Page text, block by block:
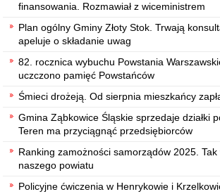
finansowania. Rozmawiał z wiceministrem
Plan ogólny Gminy Złoty Stok. Trwają
apeluje o składanie uwag
82. rocznica wybuchu Powstania
uczczono pamięć Powstańców
Śmieci drożeją. Od sierpnia mieszkańcy
Gmina Ząbkowice Śląskie sprzedaje działki
Teren ma przyciągnąć przedsiębiorców
Ranking zamożności samorządów 2025. Tak
naszego powiatu
Policyjne ćwiczenia w Henrykowie i